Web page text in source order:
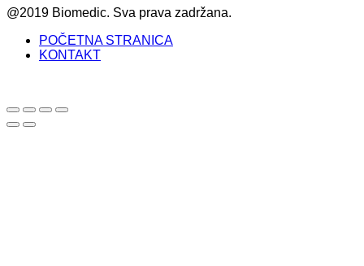
@2019 Biomedic. Sva prava zadržana.
POČETNA STRANICA
KONTAKT